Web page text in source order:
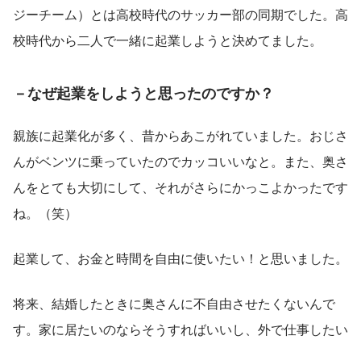
ジーチーム）とは高校時代のサッカー部の同期でした。高
校時代から二人で一緒に起業しようと決めてました。
－なぜ起業をしようと思ったのですか？
親族に起業化が多く、昔からあこがれていました。おじさ
んがベンツに乗っていたのでカッコいいなと。また、奥さ
んをとても大切にして、それがさらにかっこよかったです
ね。（笑）
起業して、お金と時間を自由に使いたい！と思いました。
将来、結婚したときに奥さんに不自由させたくないんで
す。家に居たいのならそうすればいいし、外で仕事したい